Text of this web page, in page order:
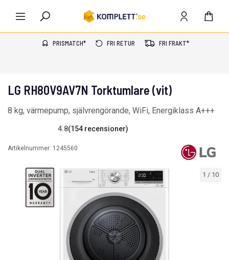
PRISMATCH* FRI RETUR FRI FRAKT*
1 / 10
LG RH80V9AV7N Torktumlare (vit)
8 kg, värmepump, självrengörande, WiFi, Energiklass A+++
4.8(154 recensioner)
Artikelnummer: 1245560